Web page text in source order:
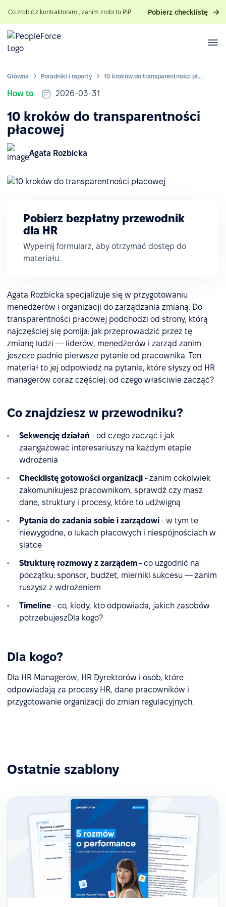
Co zrobić z kontraktorami, zanim zrobi to PIP Pobierz checklistę
Główna Poradniki i raporty 10 kroków do transparentności płacowej
How to 2026-03-31
10 kroków do transparentności
płacowej
Agata Rozbicka
Pobierz bezpłatny przewodnik
dla HR
Wypełnij formularz, aby otrzymać dostęp do
materiału.
Agata Rozbicka specjalizuje się w przygotowaniu
menedżerów i organizacji do zarządzania zmianą. Do
transparentności płacowej podchodzi od strony, którą
najczęściej się pomija: jak przeprowadzić przez tę
zmianę ludzi — liderów, menedżerów i zarząd zanim
jeszcze padnie pierwsze pytanie od pracownika. Ten
materiał to jej odpowiedź na pytanie, które słyszy od HR
managerów coraz częściej: od czego właściwie zacząć?
Co znajdziesz w przewodniku?
Sekwencję działań - od czego zacząć i jak
zaangażować interesariuszy na każdym etapie
wdrożenia
Checklistę gotowości organizacji - zanim cokolwiek
zakomunikujesz pracownikom, sprawdź czy masz
dane, struktury i procesy, które to udźwigną
Pytania do zadania sobie i zarządowi - w tym te
niewygodne, o lukach płacowych i niespójnościach w
siatce
Strukturę rozmowy z zarządem - co uzgodnić na
początku: sponsor, budżet, mierniki sukcesu — zanim
ruszysz z wdrożeniem
Timeline - co, kiedy, kto odpowiada, jakich zasobów
potrzebujeszDla kogo?
Dla kogo?
Dla HR Managerów, HR Dyrektorów i osób, które
odpowiadają za procesy HR, dane pracowników i
przygotowanie organizacji do zmian regulacyjnych.
Ostatnie szablony